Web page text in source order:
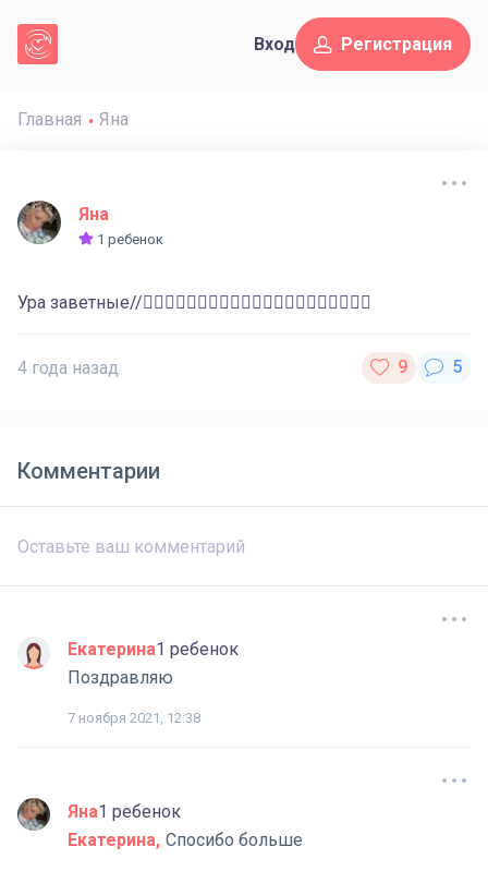
Вход Регистрация
Главная Яна
Яна
1 ребенок
Ура заветные//❤️‍🔥❤️‍🔥❤️‍🔥❤️‍🔥❤️‍🔥🌈❤️‍🔥❤️‍🔥❤️‍🔥❤️‍🔥❤️‍🔥
4 года назад
Комментарии
Екатерина1 ребенок
Поздравляю
7 ноября 2021, 12:38
Яна1 ребенок
Екатерина Спосибо больше